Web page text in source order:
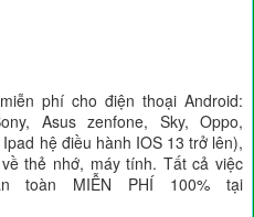
phí cho điện thoại Android:
Asus zenfone, Sky, Oppo,
hệ điều hành IOS 13 trở lên),
thẻ nhớ, máy tính. Tất cả việc
toàn MIỄN PHÍ 100% tại